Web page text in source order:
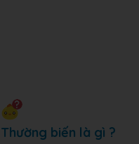
Thường biến là gì ?